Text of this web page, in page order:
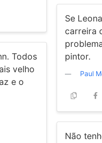
Todos
velho
e o
Se
carreira
pintor.
Paul
Não